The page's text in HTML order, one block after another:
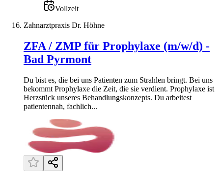
Vollzeit
Zahnarztpraxis Dr. Höhne
ZFA / ZMP für Prophylaxe (m/w/d) -
Bad Pyrmont
Du bist es, die bei uns Patienten zum Strahlen bringt. Bei uns
bekommt Prophylaxe die Zeit, die sie verdient. Prophylaxe ist
Herzstück unseres Behandlungskonzepts. Du arbeitest
patientennah, fachlich...